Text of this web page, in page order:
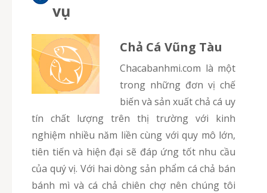
vụ
Chả Cá Vũng Tàu
chacabanhmi.com là một
trong những đơn vị chế
biến và sản xuất chả cá uy
tín chất lượng trên thị trường với kinh
nghiệm nhiều năm liền cùng với quy mô lớn,
tiên tiến và hiện đại sẽ đáp ứng tốt nhu cầu
của quý vị. Với hai dòng sản phẩm cá chả bán
bánh mì và cá chả chiên chợ nên chúng tôi